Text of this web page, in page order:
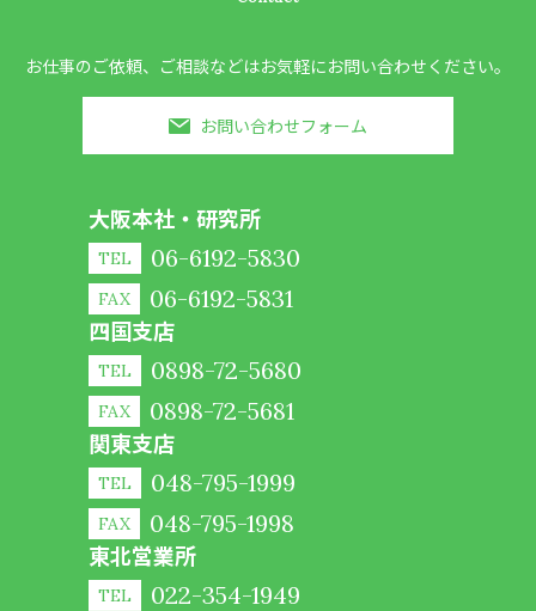
お仕事のご依頼、ご相談などはお気軽にお問い合わせください。
お問い合わせフォーム
大阪本社・研究所
TEL 06-6192-5830
FAX 06-6192-5831
四国支店
TEL 0898-72-5680
FAX 0898-72-5681
関東支店
TEL 048-795-1999
FAX 048-795-1998
東北営業所
TEL 022-354-1949